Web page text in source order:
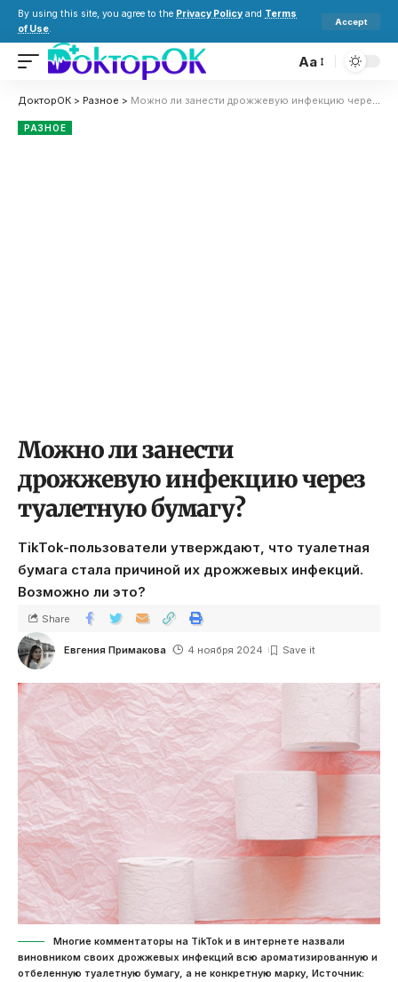
By using this site, you agree to the Privacy Policy and Terms
of Use.
Accept
Aa
ДокторОК > Разное > Можно ли занести дрожжевую инфекцию через туалетную бумагу?
РАЗНОЕ
Можно ли занести
дрожжевую инфекцию через
туалетную бумагу?
TikTok-пользователи утверждают, что туалетная
бумага стала причиной их дрожжевых инфекций.
Возможно ли это?
Евгения Примакова 4 ноября 2024
Share
Многие комментаторы на TikTok и в интернете назвали
виновником своих дрожжевых инфекций всю ароматизированную и
отбеленную туалетную бумагу, а не конкретную марку, Источник: